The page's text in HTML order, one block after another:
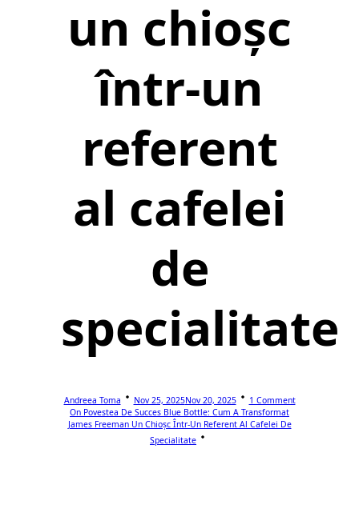
un chioșc
într-un
referent
al cafelei
de
specialitate
Andreea Toma Nov 25, 2025Nov 20, 2025
1 Comment
On Povestea De Succes Blue Bottle: Cum A Transformat
James Freeman Un Chioșc Într-Un Referent Al Cafelei De
Specialitate